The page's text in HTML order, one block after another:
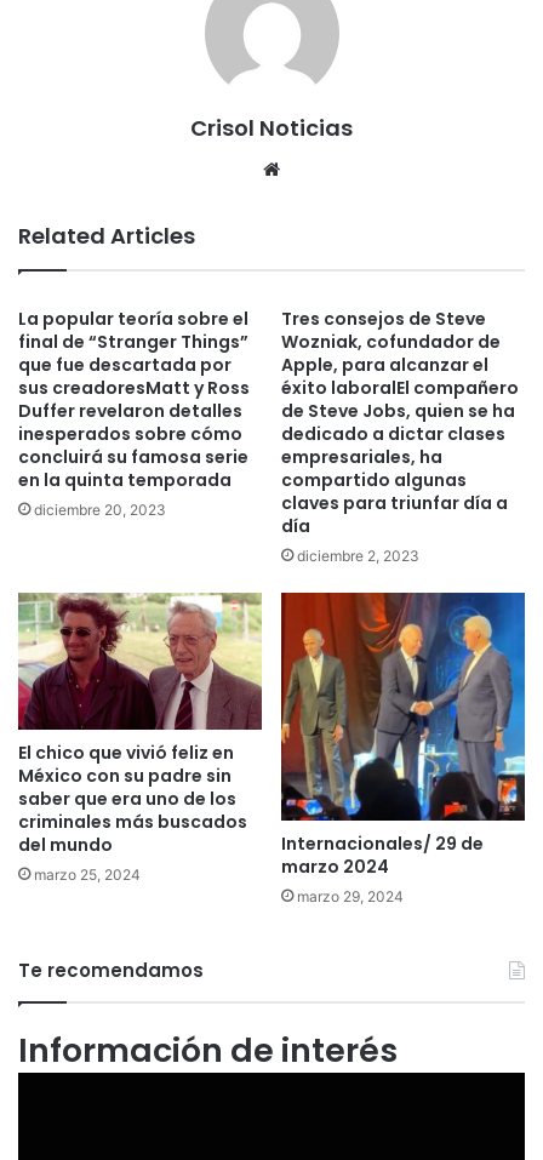
Crisol Noticias
Related Articles
La popular teoría sobre el
final de “Stranger Things”
que fue descartada por
sus creadoresMatt y Ross
Duffer revelaron detalles
inesperados sobre cómo
concluirá su famosa serie
en la quinta temporada
diciembre 20, 2023
Tres consejos de Steve
Wozniak, cofundador de
Apple, para alcanzar el
éxito laboralEl compañero
de Steve Jobs, quien se ha
dedicado a dictar clases
empresariales, ha
compartido algunas
claves para triunfar día a
día
diciembre 2, 2023
El chico que vivió feliz en
México con su padre sin
saber que era uno de los
criminales más buscados
del mundo
marzo 25, 2024
Internacionales/ 29 de
marzo 2024
marzo 29, 2024
Te recomendamos
Información de interés